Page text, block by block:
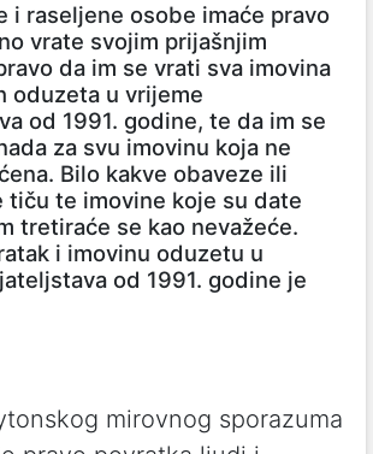
i raseljene osobe imaće pravo
vrate svojim prijašnjim
da im se vrati sva imovina
oduzeta u vrijeme
od 1991. godine, te da im se
za svu imovinu koja ne
Bilo kakve obaveze ili
tiču te imovine koje su date
tretiraće se kao nevažeće.
i imovinu oduzetu u
od 1991. godine je
mirovnog sporazuma